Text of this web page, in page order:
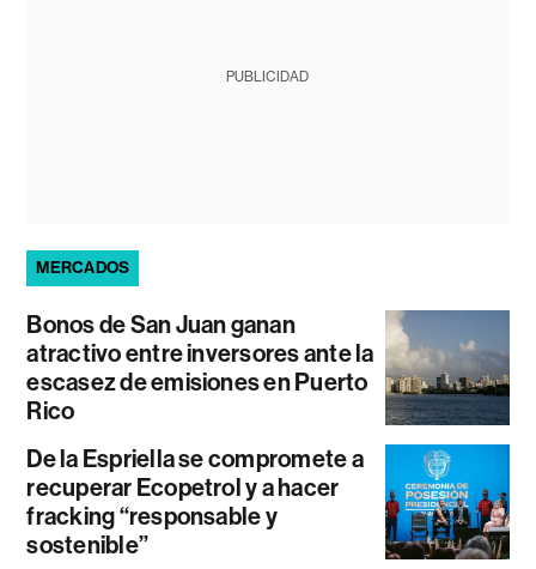
PUBLICIDAD
MERCADOS
Bonos de San Juan ganan
atractivo entre inversores ante la
escasez de emisiones en Puerto
Rico
De la Espriella se compromete a
recuperar Ecopetrol y a hacer
fracking “responsable y
sostenible”